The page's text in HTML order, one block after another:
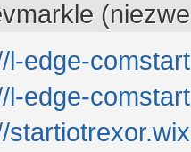
l-edge-
l-edge-